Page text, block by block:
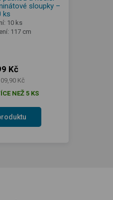
sloupky –
ks
10 ks
117 cm
Kč
Kč
NEŽ 5 KS